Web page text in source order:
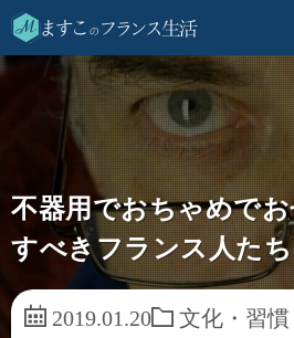
不器用でおちゃめで
すべきフランス人たち
2019.01.20
文化・習慣